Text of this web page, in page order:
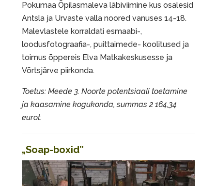
Pokumaa Õpilasmaleva läbiviimine kus osalesid
Antsla ja Urvaste valla noored vanuses 14-18.
Malevlastele korraldati esmaabi-,
loodusfotograafia-, puittaimede- koolitused ja
toimus õppereis Elva Matkakeskusesse ja
Võrtsjärve piirkonda.
Toetus: Meede 3. Noorte potentsiaali toetamine
ja kaasamine kogukonda, summas 2 164,34
eurot.
„Soap-boxid”